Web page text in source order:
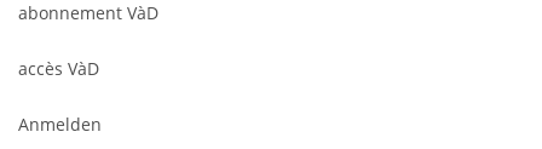
abonnement VàD
accès VàD
Anmelden